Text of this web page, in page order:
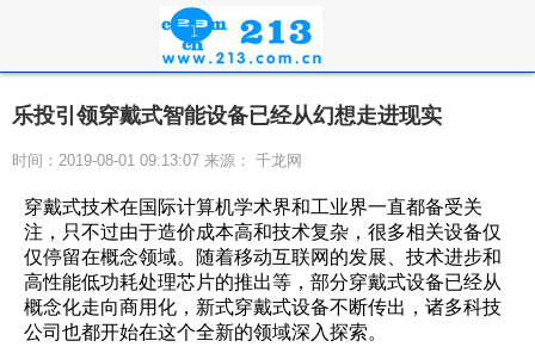
乐投引领穿戴式智能设备已经从幻想走进现实
时间：2019-08-01 09:13:07 来源： 千龙网
穿戴式技术在国际计算机学术界和工业界一直都备受关
注，只不过由于造价成本高和技术复杂，很多相关设备仅
仅停留在概念领域。随着移动互联网的发展、技术进步和
高性能低功耗处理芯片的推出等，部分穿戴式设备已经从
概念化走向商用化，新式穿戴式设备不断传出，诸多科技
公司也都开始在这个全新的领域深入探索。